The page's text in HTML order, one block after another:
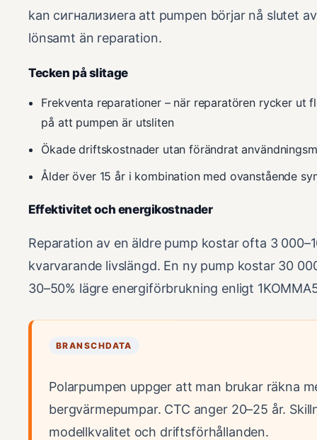
kan сигнализиera att pumpen börjar nå slutet
lönsamt än reparation.
Tecken på slitage
Frekventa reparationer – när reparatören rycker ut
på att pumpen är utsliten
Ökade driftskostnader utan förändrat
Ålder över 15 år i kombination med ovanstående
Effektivitet och energikostnader
Reparation av en äldre pump kostar ofta 3
kvarvarande livslängd. En ny pump kostar 30
30–50% lägre energiförbrukning enligt
BRANSCHDATA
Polarpumpen uppger att man brukar räkna
bergvärmepumpar. CTC anger 20–25 år.
modellkvalitet och driftsförhållanden.